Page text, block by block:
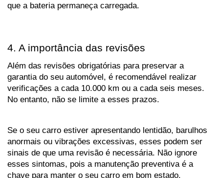
que a bateria permaneça carregada.
4. A importância das revisões
Além das revisões obrigatórias para preservar a
garantia do seu automóvel, é recomendável realizar
verificações a cada 10.000 km ou a cada seis meses.
No entanto, não se limite a esses prazos.
Se o seu carro estiver apresentando lentidão, barulhos
anormais ou vibrações excessivas, esses podem ser
sinais de que uma revisão é necessária. Não ignore
esses sintomas, pois a manutenção preventiva é a
chave para manter o seu carro em bom estado.